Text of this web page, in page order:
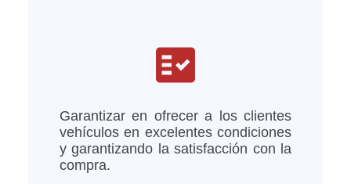
fact_check
Garantizar en ofrecer a los clientes
vehículos en excelentes condiciones
y garantizando la satisfacción con la
compra.